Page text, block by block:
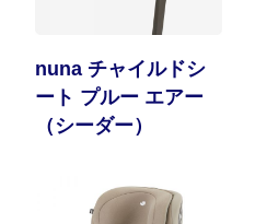
nuna チャイルドシ
ート プルー エアー
（シーダー）